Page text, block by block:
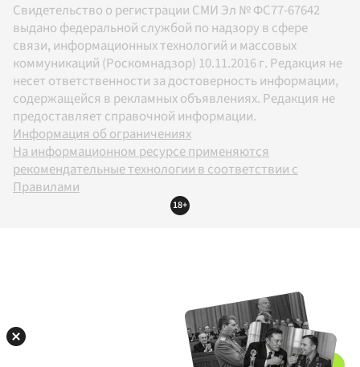
Свидетельство о регистрации СМИ Эл № ФС77-67642
выдано федеральной службой по надзору в сфере
связи, информационных технологий и массовых
коммуникаций (Роскомнадзор) 10.11.2016 г. Редакция не
несет ответственности за достоверность информации,
содержащейся в рекламных объявлениях. Редакция не
предоставляет справочной информации.
Информация об ограничениях
На информационном ресурсе применяются
рекомендательные технологии в соответствии с
Правилами
18+